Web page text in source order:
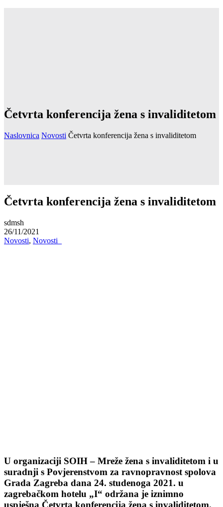
Četvrta konferencija žena s invaliditetom
Naslovnica Novosti Četvrta konferencija žena s invaliditetom
Četvrta konferencija žena s invaliditetom
sdmsh
26/11/2021
Novosti, Novosti_
U organizaciji SOIH – Mreže žena s invaliditetom i u
suradnji s Povjerenstvom za ravnopravnost spolova
Grada Zagreba dana 24. studenoga 2021. u
zagrebačkom hotelu „I“ održana je iznimno